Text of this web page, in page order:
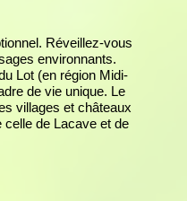
Réveillez-vous
environnants.
Lot (en région Midi-
de vie unique. Le
villages et châteaux
de Lacave et de